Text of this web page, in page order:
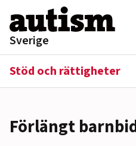
Hoppa till innehåll
Sverige
Stöd och rättigheter
Förlängt